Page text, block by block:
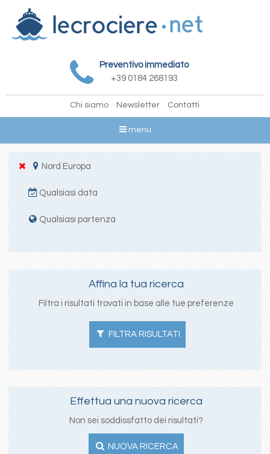
Preventivo immediato
+39 0184 268193
Chi siamo Newsletter Contatti
menu
Nord Europa
Qualsiasi data
Qualsiasi partenza
Affina la tua ricerca
Filtra i risultati trovati in base alle tue preferenze
FILTRA RISULTATI
Effettua una nuova ricerca
Non sei soddissfatto dei risultati?
NUOVA RICERCA